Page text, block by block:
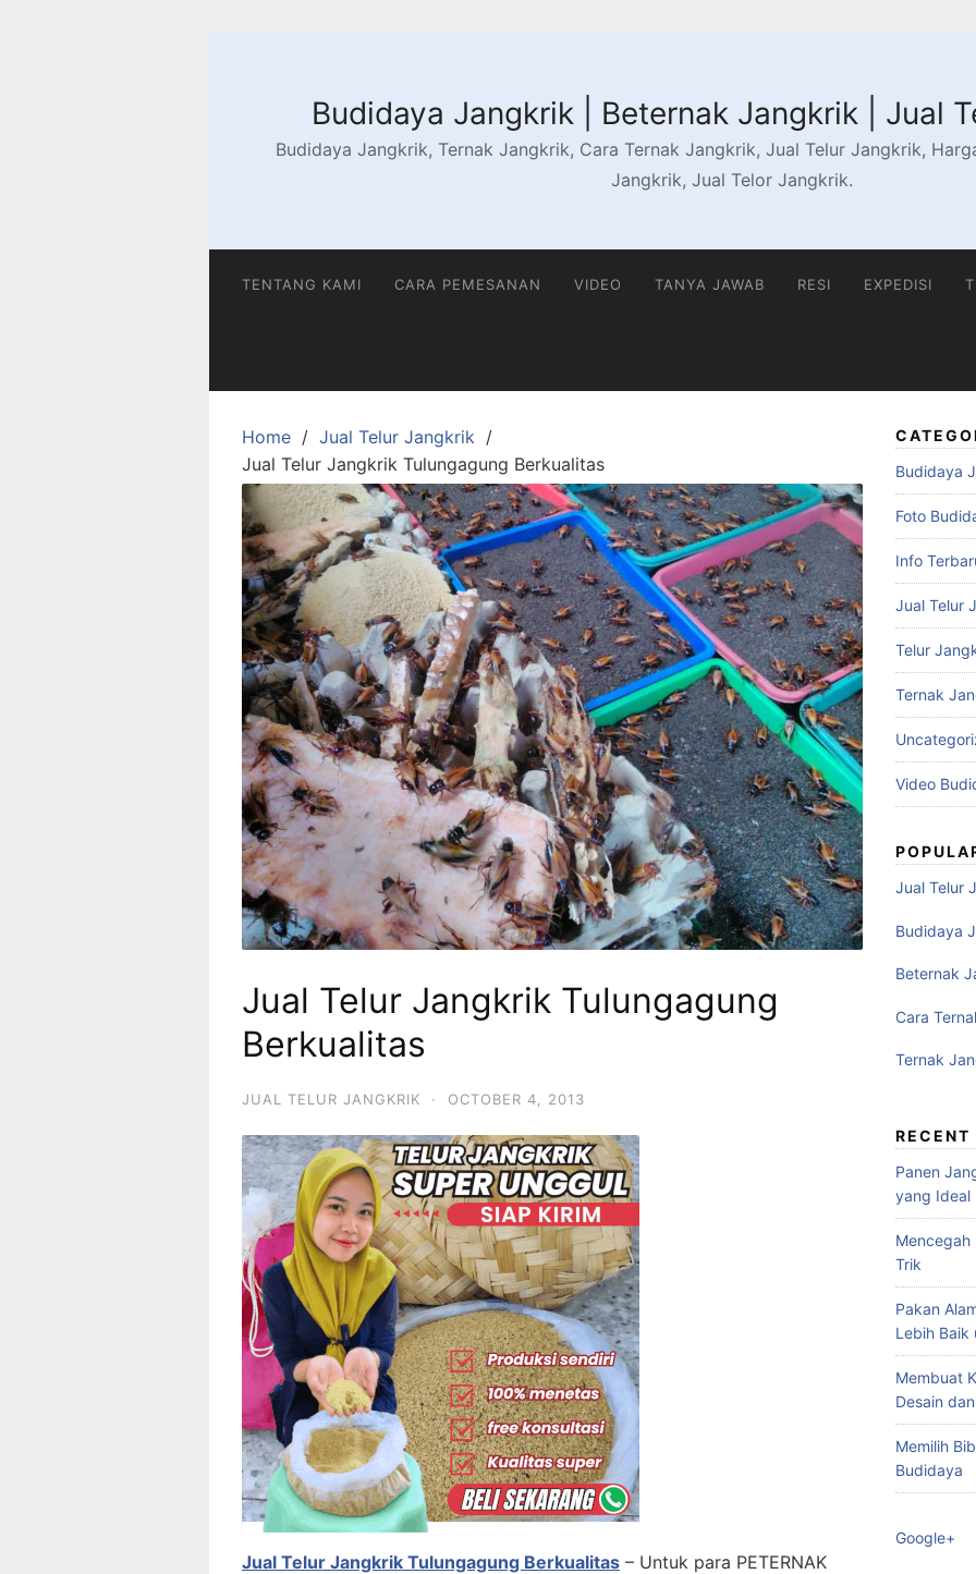
Budidaya Jangkrik | Beternak Jangkrik | Jual
Budidaya Jangkrik, Ternak Jangkrik, Cara Ternak Jangkrik, Jual Telur Jangkrik,
Jangkrik, Jual Telor Jangkrik.
TENTANG KAMI CARA PEMESANAN VIDEO TANYA JAWAB RESI EXPEDISI
Home
Jual Telur Jangkrik
Jual Telur Jangkrik Tulungagung Berkualitas
Jual Telur Jangkrik Tulungagung
Berkualitas
JUAL TELUR JANGKRIK · OCTOBER 4, 2013
Jual Telur Jangkrik Tulungagung Berkualitas – Untuk para PETERNAK
Budidaya
Foto
Info
Jual Telur
Telur
Ternak
Video
Jual Telur
Budidaya
Beternak
Cara
Ternak
RECENT
Panen
yang Ideal
Trik
Pakan
Lebih Baik
Membuat
Desain
Memilih
Budidaya
Google+